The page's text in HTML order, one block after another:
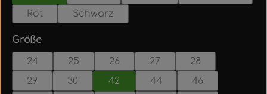
Rot
Schwarz
Größeauswählen
24 25 26 27
28
29
30 42 44
46